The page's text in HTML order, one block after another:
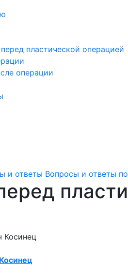
пластической операцией
операции
и ответы Вопросы и ответы